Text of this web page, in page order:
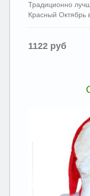
Традиционно
Красный Октябрь
1122 руб